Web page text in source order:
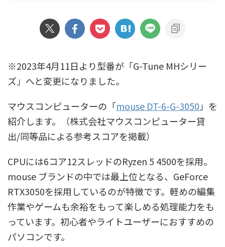
※2023年4月11日より型番が「G-Tune MHシリー
ズ」へと変更になりました。
マウスコンピューターの「mouse DT-6-G-3050 」を
紹介します。（株式会社マウスコンピューター貸
出/同等品による参考スコアを掲載）
CPUには6コア12スレッドのRyzen 5 4500を採用。
mouse ブランドの中では最上位となる、GeForce
RTX3050を採用しているのが特徴です。軽めの編集
作業やゲームも余裕をもって楽しめる処理能力をも
っています。初心者やライトユーザーにおすすめの
パソコンです。